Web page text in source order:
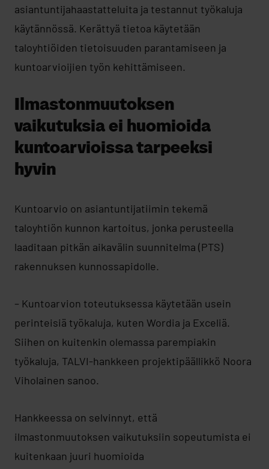
asiantuntijahaastatteluita ja testannut työkaluja
käytännössä. Kerättyä tietoa käytetään
taloyhtiöiden tietoisuuden parantamiseen ja
kuntoarvioijien työn kehittämiseen.
Ilmastonmuutoksen
vaikutuksia ei huomioida
kuntoarvioissa tarpeeksi
hyvin
Kuntoarvio on asiantuntijatiimin tekemä
taloyhtiön kunnon kartoitus, jonka perusteella
laaditaan pitkän aikavälin suunnitelma (PTS)
rakennuksen kunnossapidolle.
– Kuntoarvion toteutuksessa käytetään usein
perinteisiä työkaluja, kuten Wordia ja Exceliä.
Siihen on kuitenkin olemassa parempiakin
työkaluja, TALVI-hankkeen projektipäällikkö Noora
Viholainen sanoo.
Hankkeessa on selvinnyt, että
ilmastonmuutoksen vaikutuksiin sopeutumista ei
kuitenkaan juuri huomioida